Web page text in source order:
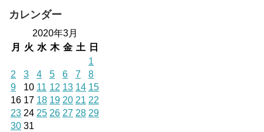
カレンダー
2020年3月
月
火 水 木 金 土
日
1
2
3 4 5 6 7
8
9
10 11 12 13 14 15
16 17 18 19 20 21 22
23 24 25 26 27 28 29
30 31